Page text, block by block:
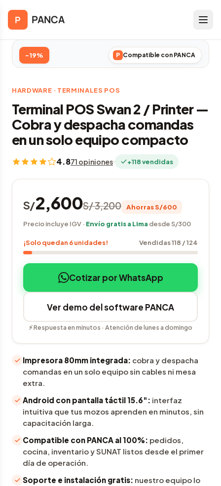
P PANCA
Inicio
Terminal POS Swan 2 / Printer
-19% P Compatible con PANCA
HARDWARE · TERMINALES POS
Terminal POS Swan 2 / Printer —
Cobra y despacha comandas
en un solo equipo compacto
4.871 opiniones +118 vendidas
S/2,600S/ 3,200 Ahorras S/600
Precio incluye IGV · Envío gratis a Lima desde S/300
¡Solo quedan 6 unidades! Vendidas 118 / 124
Cotizar por WhatsApp
Ver demo del software PANCA
⚡ Respuesta en minutos · Atención de lunes a domingo
Impresora 80mm integrada: cobra y despacha
comandas en un solo equipo sin cables ni mesa
extra.
Android con pantalla táctil 15.6": interfaz
intuitiva que tus mozos aprenden en minutos, sin
capacitación larga.
Compatible con PANCA al 100%: pedidos,
cocina, inventario y SUNAT listos desde el primer
día de operación.
Soporte e instalación gratis: nuestro equipo lo